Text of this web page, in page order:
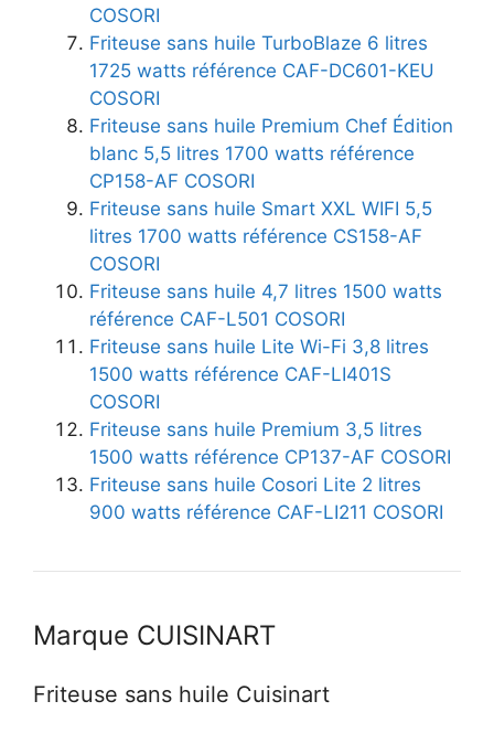
COSORI
Friteuse sans huile TurboBlaze 6 litres
1725 watts référence CAF-DC601-KEU
COSORI
Friteuse sans huile Premium Chef Édition
blanc 5,5 litres 1700 watts référence
CP158-AF COSORI
Friteuse sans huile Smart XXL WIFI 5,5
litres 1700 watts référence CS158-AF
COSORI
Friteuse sans huile 4,7 litres 1500 watts
référence CAF-L501 COSORI
Friteuse sans huile Lite Wi-Fi 3,8 litres
1500 watts référence CAF-LI401S
COSORI
Friteuse sans huile Premium 3,5 litres
1500 watts référence CP137-AF COSORI
Friteuse sans huile Cosori Lite 2 litres
900 watts référence CAF-LI211 COSORI
Marque CUISINART
Friteuse sans huile Cuisinart